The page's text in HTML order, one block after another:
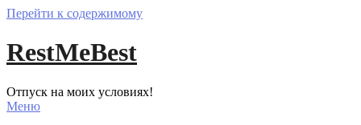
Перейти к содержимому
RestMeBest
Отпуск на моих условиях!
Меню